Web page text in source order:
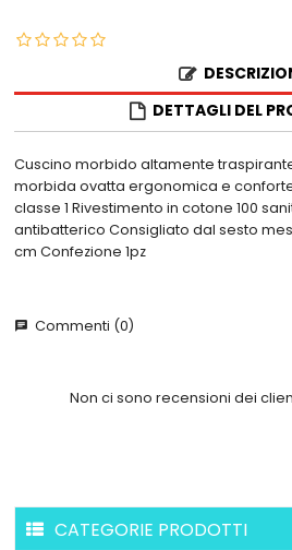
DETTAGLI DEL
Cuscino morbido altamente
morbida ovatta ergonomica e
classe 1 Rivestimento in cotone 100
antibatterico Consigliato dal sesto
cm Confezione 1pz
chat Commenti (0)
Non ci sono recensioni dei
CATEGORIE PRODOTTI